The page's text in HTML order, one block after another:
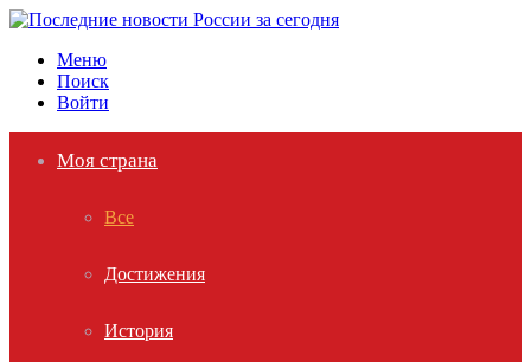
Меню
Поиск
Войти
Моя страна
Все
Достижения
История